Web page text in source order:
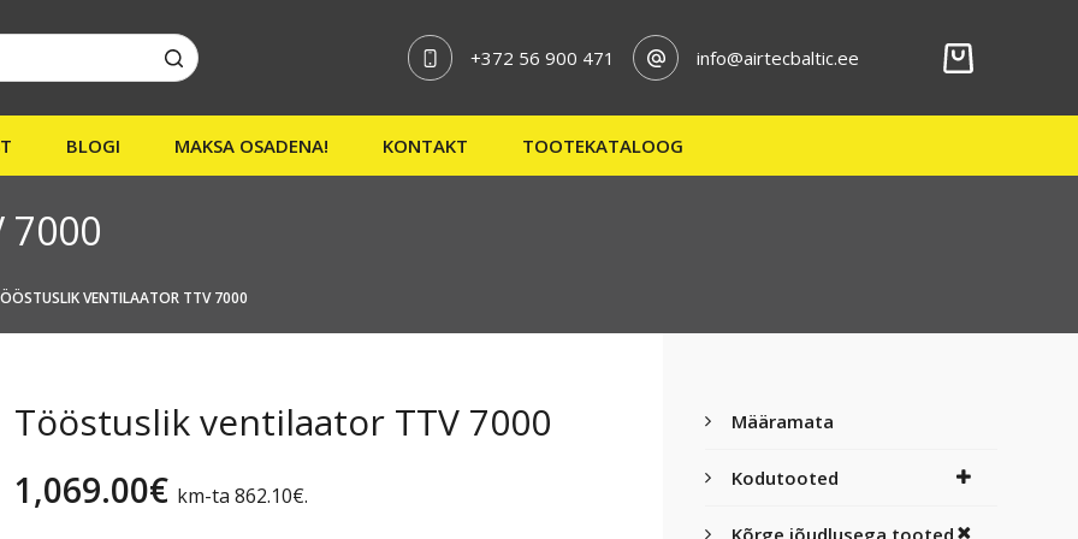
+372 56 900 471 info@airtecbaltic.ee
BLOGI MAKSA OSADENA! KONTAKT TOOTEKATALOOG
7000
VENTILAATOR TTV 7000
Tööstuslik ventilaator TTV 7000
1,069.00€ km-ta862.10€.
Määramata
Kodutooted